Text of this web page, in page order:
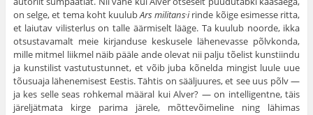
on selge, et tema koht kuulubArs militans,irinde kõige esimesse ritta,
et laiutav vilisterlus on talle äärmiselt lääge. Ta kuulub noorde, ikka
otsustavamalt meie kirjanduse keskusele lähenevasse põlvkonda,
mille mitmel liikmel näib pääle ande olevat nii palju tõelist kunstiindu
ja kunstilist vastutustunnet, et võib juba kõnelda mingist luule uue
tõusuaja lähenemisest Eestis. Tähtis on sääljuures, et see uus põlv —
ja kes selle seas rohkemal määral kui Alver? — on intelligentne, täis
järeljätmata kirge parima järele, mõttevõimeline ning lähimas